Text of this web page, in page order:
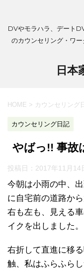
DVやモラハラ、デート
のカウンセリング・ワ
日本
HOME > カウンセリング
カウンセリング日記
やばっ!! 事故
投稿日： 2017年11月14
今朝は小雨の中、
に自宅前の道路か
右も左も、見える
イクを出しました。
右折して直進に移
触、私はふらふら